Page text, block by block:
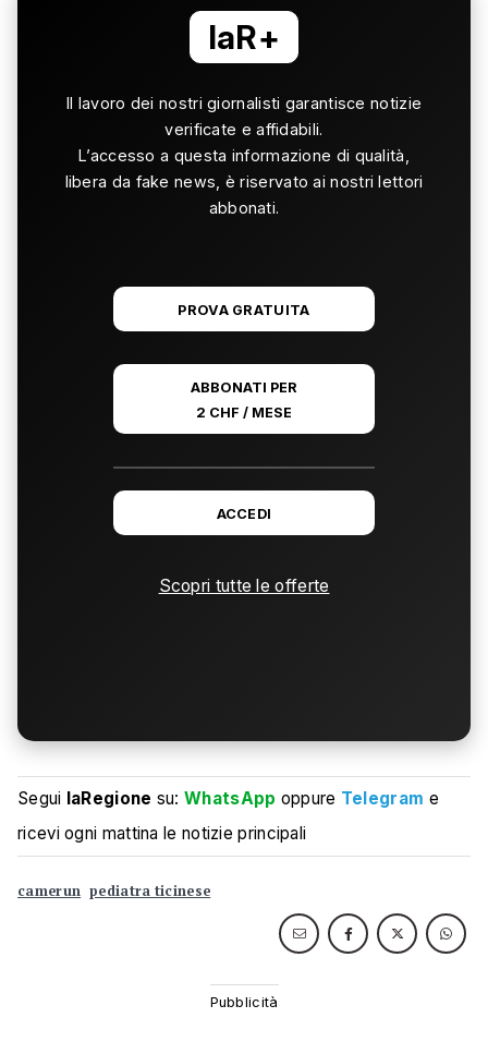
laR+
Il lavoro dei nostri giornalisti garantisce notizie
verificate e affidabili.
L’accesso a questa informazione di qualità,
libera da fake news, è riservato ai nostri lettori
abbonati.
PROVA GRATUITA
ABBONATI PER
2 CHF / MESE
ACCEDI
Scopri tutte le offerte
Segui laRegione su:WhatsApp oppure Telegram e
ricevi ogni mattina le notizie principali
camerun pediatra ticinese